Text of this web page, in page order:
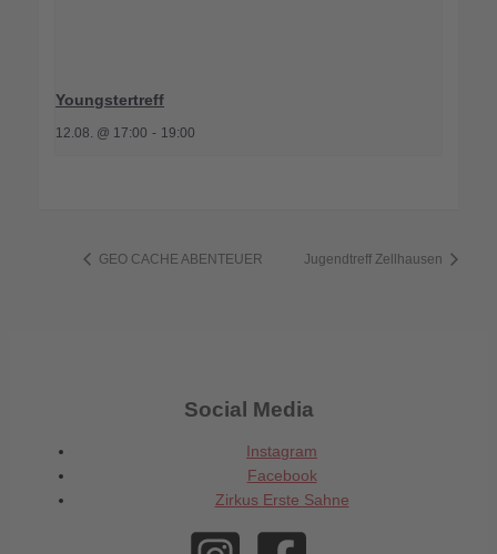
Youngstertreff
12.08. @ 17:00 - 19:00
GEO CACHE ABENTEUER Jugendtreff Zellhausen
Social Media
Instagram
Facebook
Zirkus Erste Sahne